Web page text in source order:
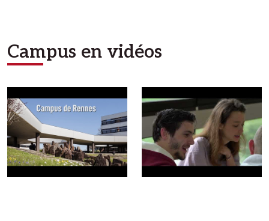
Campus en vidéos
Afficher en diaporama